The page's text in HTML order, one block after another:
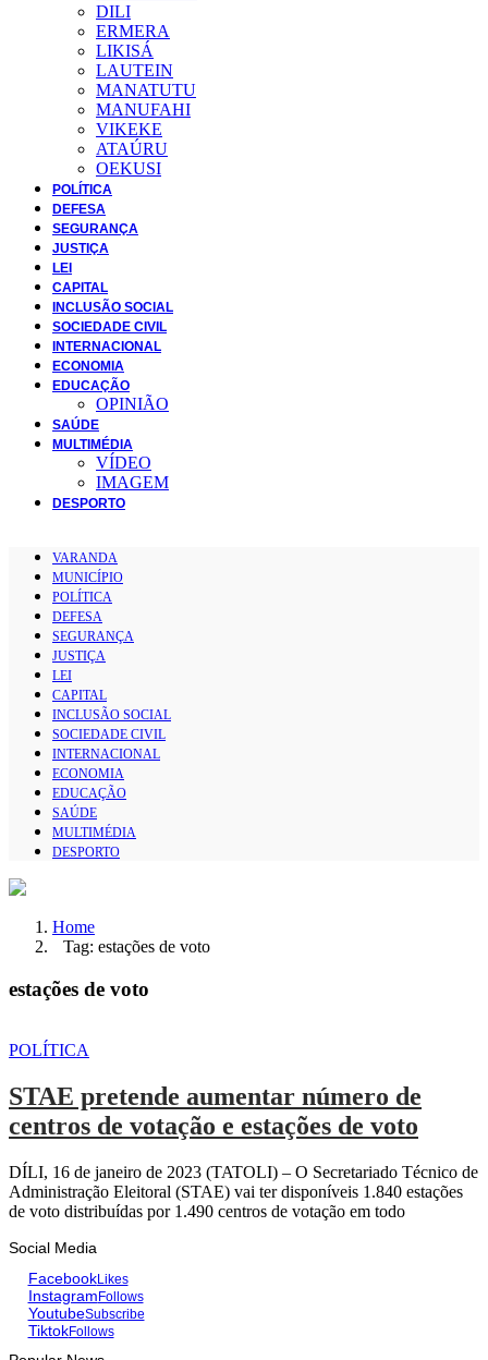
DILI
ERMERA
LIKISÁ
LAUTEIN
MANATUTU
MANUFAHI
VIKEKE
ATAÚRU
OEKUSI
POLÍTICA
DEFESA
SEGURANÇA
JUSTIÇA
LEI
CAPITAL
INCLUSÃO SOCIAL
SOCIEDADE CIVIL
INTERNACIONAL
ECONOMIA
EDUCAÇÃO
OPINIÃO
SAÚDE
MULTIMÉDIA
VÍDEO
IMAGEM
DESPORTO
VARANDA
MUNICÍPIO
POLÍTICA
DEFESA
SEGURANÇA
JUSTIÇA
LEI
CAPITAL
INCLUSÃO SOCIAL
SOCIEDADE CIVIL
INTERNACIONAL
ECONOMIA
EDUCAÇÃO
SAÚDE
MULTIMÉDIA
DESPORTO
Home
Tag: estações de voto
estações de voto
POLÍTICA
STAE pretende aumentar número de
centros de votação e estações de voto
DÍLI, 16 de janeiro de 2023 (TATOLI) – O Secretariado Técnico de
Administração Eleitoral (STAE) vai ter disponíveis 1.840 estações
de voto distribuídas por 1.490 centros de votação em todo
Social Media
FacebookLikes
InstagramFollows
YoutubeSubscribe
TiktokFollows